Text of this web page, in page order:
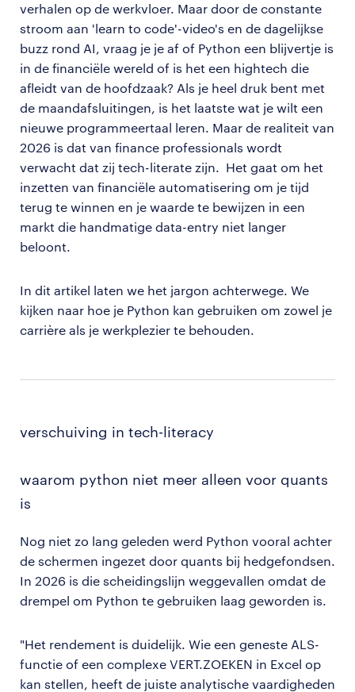
verhalen op de werkvloer. Maar door de constante
stroom aan 'learn to code'-video's en de dagelijkse
buzz rond AI, vraag je je af of Python een blijvertje is
in de financiële wereld of is het een hightech die
afleidt van de hoofdzaak? Als je heel druk bent met
de maandafsluitingen, is het laatste wat je wilt een
nieuwe programmeertaal leren. Maar de realiteit van
2026 is dat van finance professionals wordt
verwacht dat zij tech-literate zijn. Het gaat om het
inzetten van financiële automatisering om je tijd
terug te winnen en je waarde te bewijzen in een
markt die handmatige data-entry niet langer
beloont.
In dit artikel laten we het jargon achterwege. We
kijken naar hoe je Python kan gebruiken om zowel je
carrière als je werkplezier te behouden.
verschuiving in tech-literacy
waarom python niet meer alleen voor quants
is
Nog niet zo lang geleden werd Python vooral achter
de schermen ingezet door quants bij hedgefondsen.
In 2026 is die scheidingslijn weggevallen omdat de
drempel om Python te gebruiken laag geworden is.
"Het rendement is duidelijk. Wie een geneste ALS-
functie of een complexe VERT.ZOEKEN in Excel op
kan stellen, heeft de juiste analytische vaardigheden